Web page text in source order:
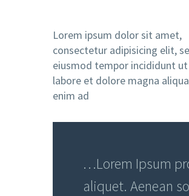
Lorem ipsum dolor sit amet,
consectetur adipisicing elit,
eiusmod tempor incididunt ut
labore et dolore magna
enim ad
…Lorem Ipsum
aliquet. Aenean